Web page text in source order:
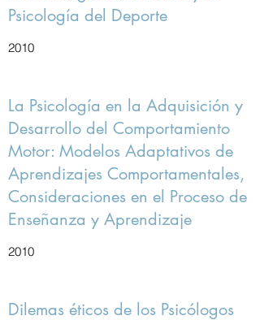
Psicología del Deporte
2010
La Psicología en la Adquisición y
Desarrollo del Comportamiento
Motor: Modelos Adaptativos de
Aprendizajes Comportamentales,
Consideraciones en el Proceso de
Enseñanza y Aprendizaje
2010
Dilemas éticos de los Psicólogos